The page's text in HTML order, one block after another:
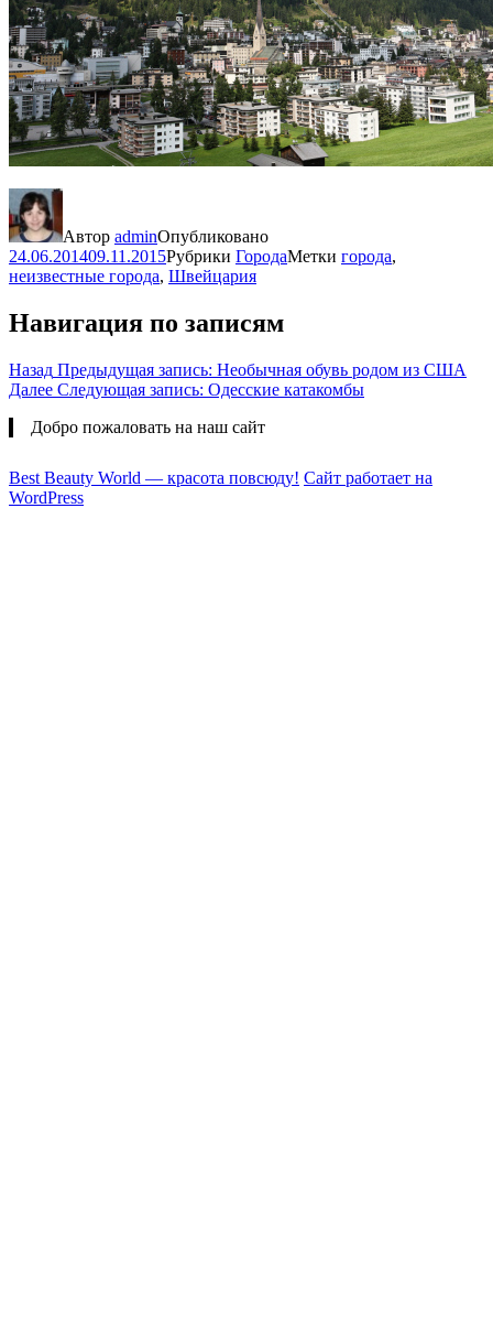
Автор adminОпубликовано
24.06.201409.11.2015Рубрики ГородаМетки города,
неизвестные города, Швейцария
Навигация по записям
Назад Предыдущая запись: Необычная обувь родом из США
Далее Следующая запись: Одесские катакомбы
Добро пожаловать на наш сайт
Best Beauty World — красота повсюду! Сайт работает на
WordPress